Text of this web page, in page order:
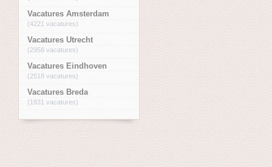
Vacatures Amsterdam
(4221 vacatures)
Vacatures Utrecht
(2958 vacatures)
Vacatures Eindhoven
(2518 vacatures)
Vacatures Breda
(1831 vacatures)